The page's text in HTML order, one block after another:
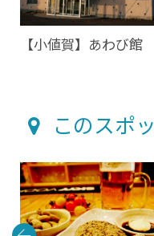
【小値賀】あわび館
このスポ